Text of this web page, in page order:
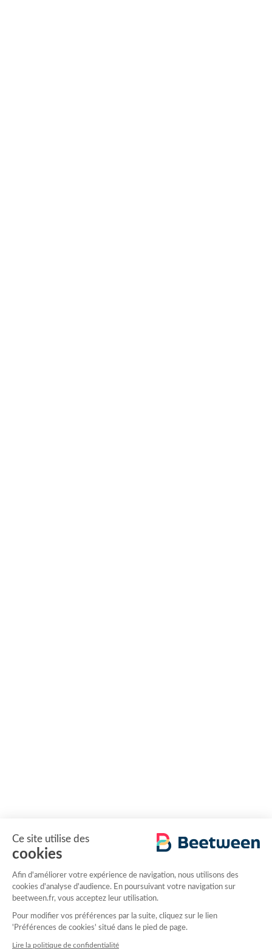
Ce site utilise des
cookies
Afin d'améliorer votre expérience de navigation, nous utilisons des
cookies d'analyse d'audience. En poursuivant votre navigation sur
beetween.fr, vous acceptez leur utilisation.
Pour modifier vos préférences par la suite, cliquez sur le lien
'Préférences de cookies' situé dans le pied de page.
Lire la politique de confidentialité